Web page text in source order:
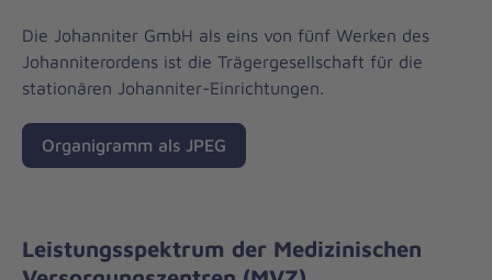
Die Johanniter GmbH als eins von fünf Werken des
Johanniterordens ist die Trägergesellschaft für die
stationären Johanniter-Einrichtungen.
Organigramm als JPEG
Leistungsspektrum der Medizinischen